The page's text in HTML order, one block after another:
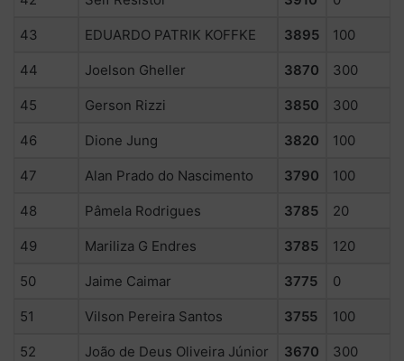
43 EDUARDO PATRIK KOFFKE 3895 100
44 Joelson Gheller 3870 300
45 Gerson Rizzi 3850 300
46 Dione Jung 3820 100
47 Alan Prado do Nascimento 3790 100
48 Pâmela Rodrigues 3785 20
49 Mariliza G Endres 3785 120
50 Jaime Caimar 3775 0
51 Vilson Pereira Santos 3755 100
52 João de Deus Oliveira Júnior 3670 300